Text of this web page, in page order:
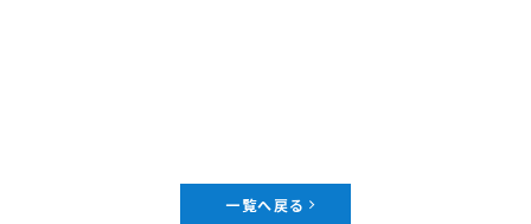
一覧へ戻る